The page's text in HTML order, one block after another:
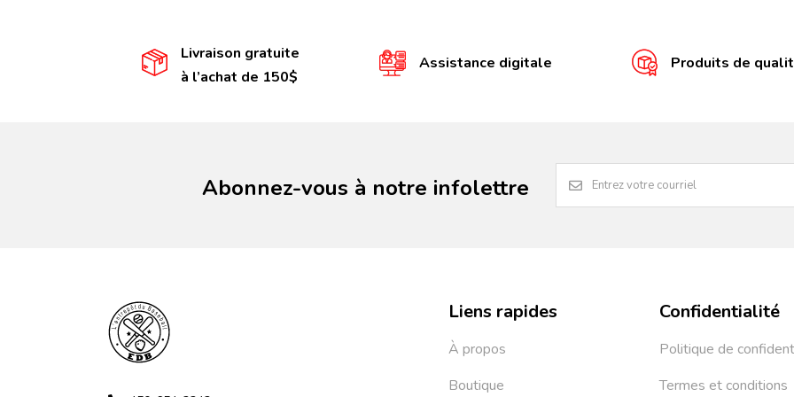
Livraison gratuite
à l’achat de 150$
Assistance digitale Produits de
Abonnez-vous à notre infolettre
Liens rapides
À propos
Boutique
Confidentialité
Politique de
Termes et conditions